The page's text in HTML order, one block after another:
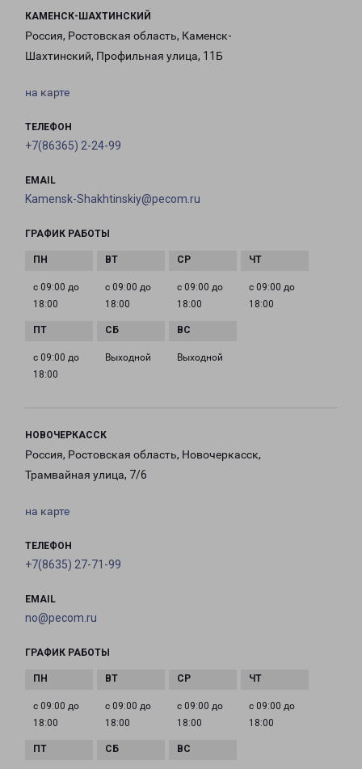
КАМЕНСК-ШАХТИНСКИЙ
Россия, Ростовская область, Каменск-
Шахтинский, Профильная улица, 11Б
на карте
ТЕЛЕФОН
+7(86365) 2-24-99
EMAIL
Kamensk-Shakhtinskiy@pecom.ru
ГРАФИК РАБОТЫ
с 09:00 до
18:00
с 09:00 до
18:00
с 09:00 до
18:00
с 09:00 до
18:00
с 09:00 до
18:00
Выходной Выходной
НОВОЧЕРКАССК
Россия, Ростовская область, Новочеркасск,
Трамвайная улица, 7/6
на карте
ТЕЛЕФОН
+7(8635) 27-71-99
EMAIL
no@pecom.ru
ГРАФИК РАБОТЫ
с 09:00 до
18:00
с 09:00 до
18:00
с 09:00 до
18:00
с 09:00 до
18:00